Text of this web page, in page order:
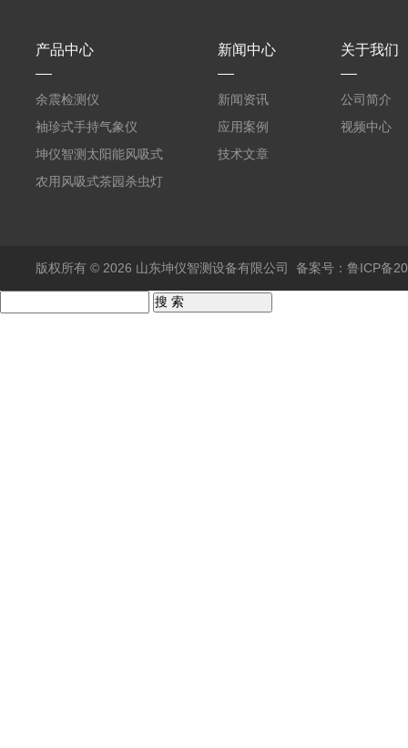
产品中心
余震检测仪
袖珍式手持气象仪
坤仪智测太阳能风吸式
杀虫灯
农用风吸式茶园杀虫灯
新闻中心
新闻资讯
应用案例
技术文章
关于我们
公司简介
视频中心
版权所有 © 2026 山东坤仪智测设备有限公司 备案号：鲁ICP备